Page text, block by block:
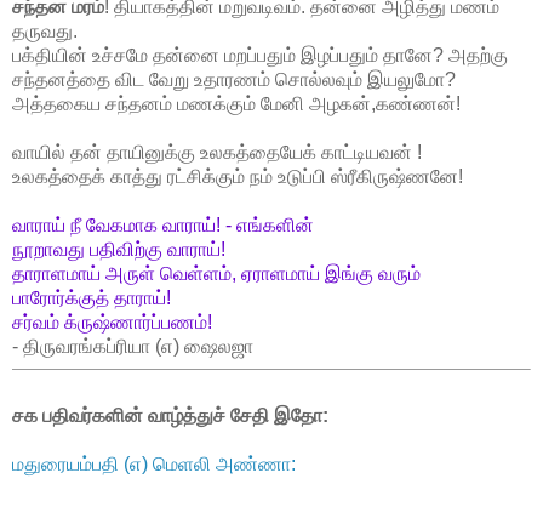
சந்தன மரம்! தியாகத்தின் மறுவடிவம். தன்னை அழித்து மணம்
தருவது.
பக்தியின் உச்சமே தன்னை மறப்பதும் இழப்பதும் தானே? அதற்கு
சந்தனத்தை விட வேறு உதாரணம் சொல்லவும் இயலுமோ?
அத்தகைய சந்தனம் மணக்கும் மேனி அழகன்,கண்ணன்!
வாயில் தன் தாயினுக்கு உலகத்தையேக் காட்டியவன் !
உலகத்தைக் காத்து ரட்சிக்கும் நம் உடுப்பி ஸ்ரீகிருஷ்ணனே!
வாராய் நீ வேகமாக வாராய்! - எங்களின்
நூறாவது பதிவிற்கு வாராய்!
தாராளமாய் அருள் வெள்ளம், ஏராளமாய் இங்கு வரும்
பாரோர்க்குத் தாராய்!
சர்வம் க்ருஷ்ணார்ப்பணம்!
- திருவரங்கப்ரியா (எ) ஷைலஜா
சக பதிவர்களின் வாழ்த்துச் சேதி இதோ:
மதுரையம்பதி (எ) மெளலி அண்ணா: